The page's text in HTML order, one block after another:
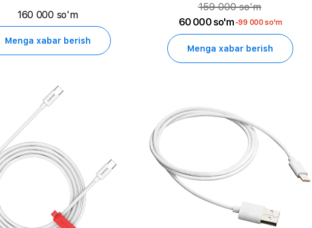
160 000 so'm
Menga xabar berish
159 000 so'm
60 000 so'm -99 000 so'm
Menga xabar berish